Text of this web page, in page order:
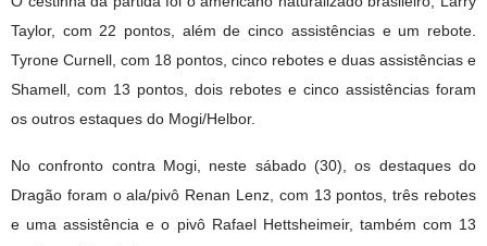
Taylor, com 22 pontos, além de cinco assistências e um rebote.
Tyrone Curnell, com 18 pontos, cinco rebotes e duas assistências e
Shamell, com 13 pontos, dois rebotes e cinco assistências foram
os outros estaques do Mogi/Helbor.
No confronto contra Mogi, neste sábado (30), os destaques do
Dragão foram o ala/pivô Renan Lenz, com 13 pontos, três rebotes
e uma assistência e o pivô Rafael Hettsheimeir, também com 13